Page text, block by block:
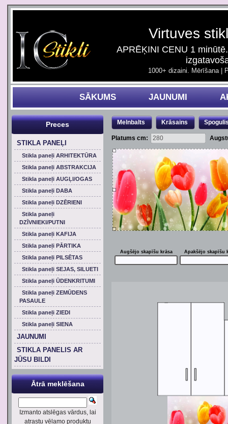
Virtuves
APRĒĶINI CENU 1
1000+ dizaini. Mērīšana |
SĀKUMS JAUNUMI
Melnbalts Krāsains
Platums cm:
Augšējo skapīšu krāsa Apakšējo skapīšu
Preces
STIKLA PANEĻI
Stikla paneļi ARHITEKTŪRA
Stikla paneļi ABSTRAKCIJA
Stikla paneļi AUGĻI/OGAS
Stikla paneļi DABA
Stikla paneļi DZĒRIENI
Stikla paneļi
DZĪVNIEKI/PUTNI
Stikla paneļi KAFIJA
Stikla paneļi PĀRTIKA
Stikla paneļi PILSĒTAS
Stikla paneļi SEJAS, SILUETI
Stikla paneļi ŪDENKRITUMI
Stikla paneļi ZEMŪDENS
PASAULE
Stikla paneļi ZIEDI
Stikla paneļi SIENA
JAUNUMI
STIKLA PANELIS AR
JŪSU BILDI
Ātrā meklēšana
Izmanto atslēgas vārdus, lai
atrastu vēlamo produktu